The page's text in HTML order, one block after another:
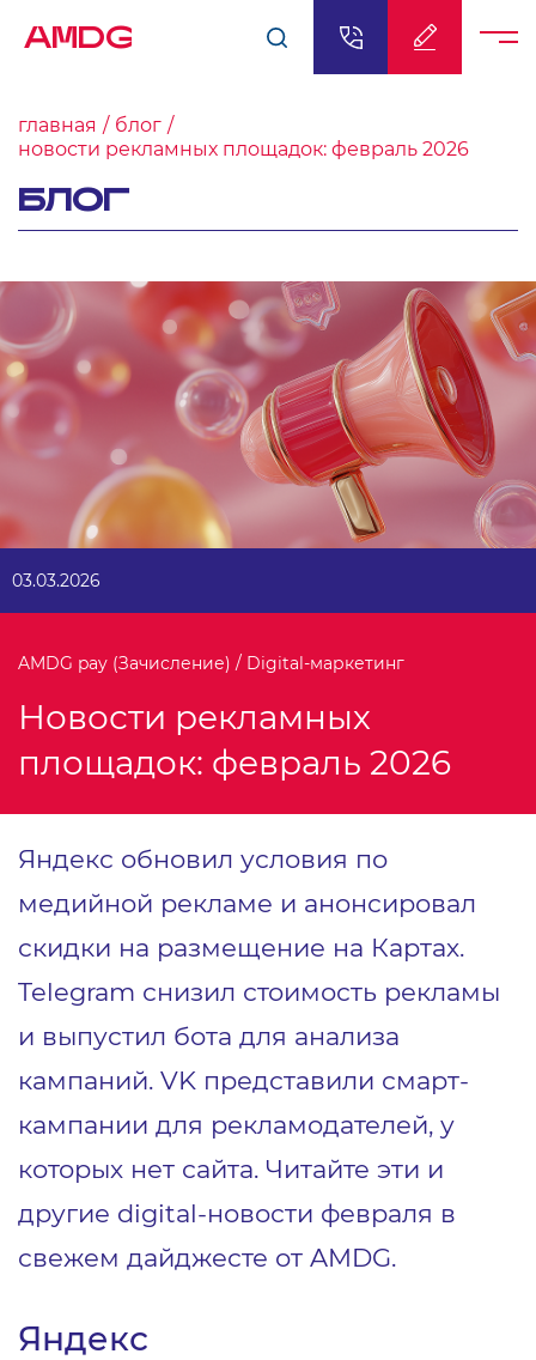
AMDG
главная
блог
новости рекламных площадок: февраль 2026
БЛОГ
03.03.2026
AMDG pay (Зачисление) / Digital-маркетинг
Новости рекламных
площадок: февраль 2026
Яндекс обновил условия по
медийной рекламе и анонсировал
скидки на размещение на Картах.
Telegram снизил стоимость рекламы
и выпустил бота для анализа
кампаний. VK представили смарт-
кампании для рекламодателей, у
которых нет сайта. Читайте эти и
другие digital-новости февраля в
свежем дайджесте от AMDG.
Яндекс